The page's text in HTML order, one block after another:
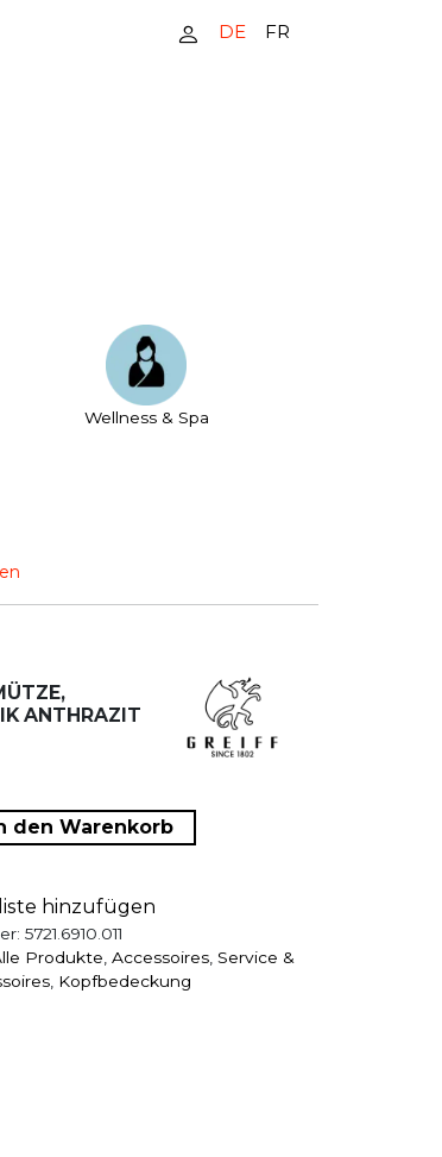
DE FR
Wellness & Spa
ANTHRAZIT
Denimoptik anthrazit Menge
den Warenkorb
hinzufügen
5721.6910.011
Produkte, Accessoires, Service &
, Kopfbedeckung